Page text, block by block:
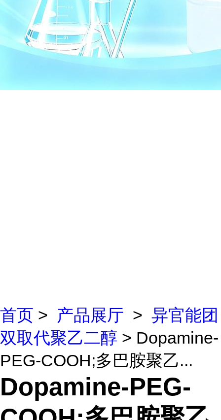
首页 > 产品展厅 > 异官能团
双取代聚乙二醇 > Dopamine-
PEG-COOH;多巴胺聚乙...
Dopamine-PEG-